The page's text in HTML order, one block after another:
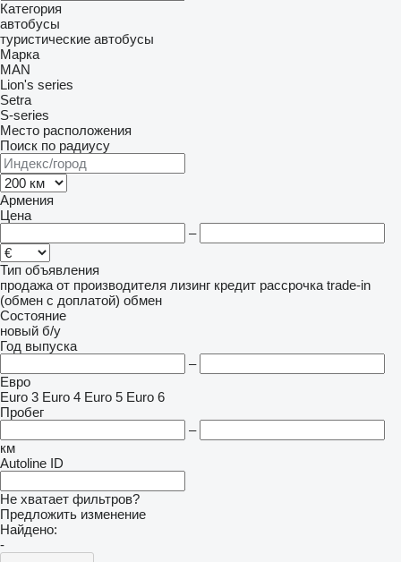
Категория
автобусы
туристические автобусы
Марка
MAN
Lion's series
Setra
S-series
Место расположения
Поиск по радиусу
Армения
Цена
–
Тип объявления
продажа от производителя лизинг кредит рассрочка trade-in
(обмен с доплатой) обмен
Состояние
новый б/у
Год выпуска
–
Евро
Euro 3 Euro 4 Euro 5 Euro 6
Пробег
–
км
Autoline ID
Не хватает фильтров?
Предложить изменение
Найдено:
-